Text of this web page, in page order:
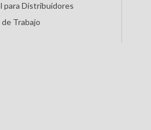
para Distribuidores
de Trabajo